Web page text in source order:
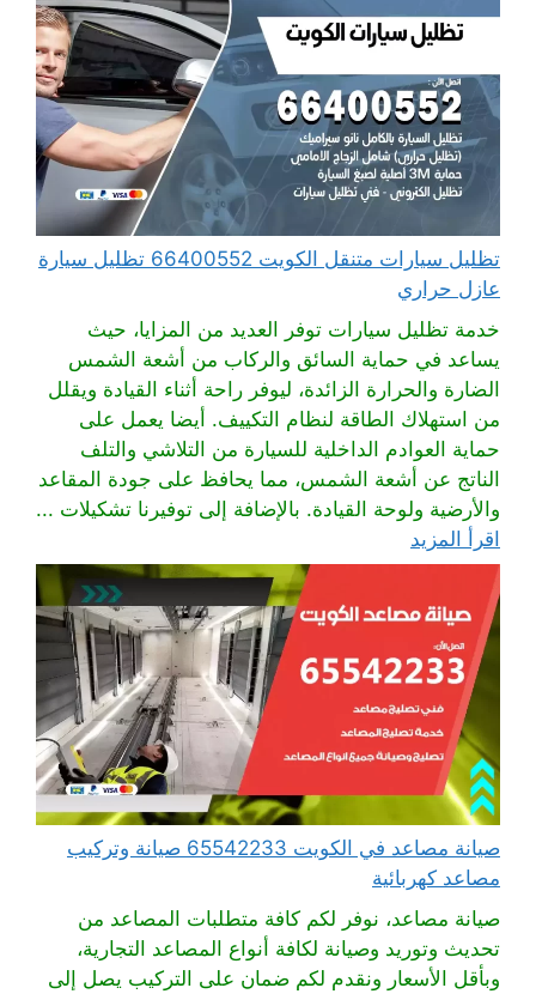
تظليل سيارات متنقل الكويت 66400552 تظليل سيارة
عازل حراري
خدمة تظليل سيارات توفر العديد من المزايا، حيث
يساعد في حماية السائق والركاب من أشعة الشمس
الضارة والحرارة الزائدة، ليوفر راحة أثناء القيادة ويقلل
من استهلاك الطاقة لنظام التكييف. أيضا يعمل على
حماية العوادم الداخلية للسيارة من التلاشي والتلف
الناتج عن أشعة الشمس، مما يحافظ على جودة المقاعد
والأرضية ولوحة القيادة. بالإضافة إلى توفيرنا تشكيلات ...
اقرأ المزيد
صيانة مصاعد في الكويت 65542233 صيانة وتركيب
مصاعد كهربائية
صيانة مصاعد، نوفر لكم كافة متطلبات المصاعد من
تحديث وتوريد وصيانة لكافة أنواع المصاعد التجارية،
وبأقل الأسعار ونقدم لكم ضمان على التركيب يصل إلى